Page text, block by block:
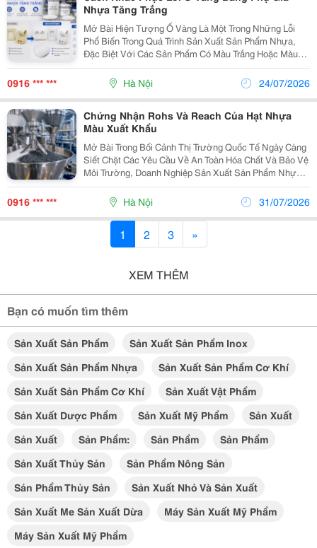
Nhựa Tăng Trắng
Mở Bài Hiện Tượng Ố Vàng Là Một Trong Những Lỗi
Phổ Biến Trong Quá Trình Sản Xuất Sản Phẩm Nhựa,
Đặc Biệt Với Các Sản Phẩm Có Màu Trắng Hoặc Màu
Sáng. Lỗi Này Không Chỉ Làm Giảm Giá Trị Thẩm Mỹ Mà
Còn Ảnh Hưởng Đến Chất Lượng Và Khả Năng Cạnh
Tranh...
0916 *** *** Hà Nội 24/07/2026
Chứng Nhận Rohs Và Reach Của Hạt Nhựa
Màu Xuất Khẩu
Mở Bài Trong Bối Cảnh Thị Trường Quốc Tế Ngày Càng
Siết Chặt Các Yêu Cầu Về An Toàn Hóa Chất Và Bảo Vệ
Môi Trường, Doanh Nghiệp Sản Xuất Sản Phẩm Nhựa
Xuất Khẩu Không Chỉ Quan Tâm Đến Chất Lượng Mà
Còn Phải Đáp Ứng Các Quy Định Kỹ Thuật Của Từng...
0916 *** *** Hà Nội 31/07/2026
1 2 3 »
XEM THÊM
Bạn có muốn tìm thêm
Sản Xuất Sản Phẩm
Sản Xuất Sản Phẩm Inox
Sản Xuất Sản Phẩm Nhựa
Sản Xuất Sản Phẩm Cơ Khí
Sản Xuất Sản Phẩm Cơ Khí
Sản Xuất Vật Phẩm
Sản Xuất Dược Phẩm
Sản Xuất Mỹ Phẩm
Sản Xuất
Sản Xuất
Sản Phẩm: Sản Phẩm
Sản Phẩm
Sản Xuất Thủy Sản
Sản Phẩm Nông Sản
Sản Phẩm Thủy Sản
Sản Xuất Nhỏ Và Sản Xuất
Sản Xuất Me Sản Xuất Dừa
Máy Sản Xuất Mỹ Phẩm
Máy Sản Xuất Mỹ Phẩm